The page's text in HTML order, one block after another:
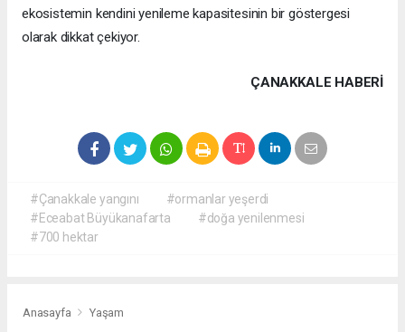
ekosistemin kendini yenileme kapasitesinin bir göstergesi
olarak dikkat çekiyor.
ÇANAKKALE HABERİ
#Çanakkale yangını
#ormanlar yeşerdi
#Eceabat Büyükanafarta
#doğa yenilenmesi
#700 hektar
Anasayfa Yaşam